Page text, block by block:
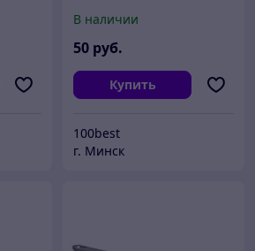
деревянной подставке
В наличии
50 руб.
Купить
100best
г. Минск